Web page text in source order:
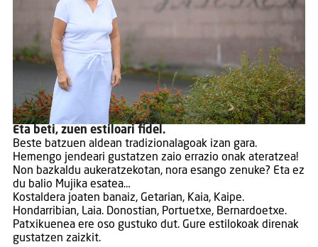
Eta beti, zuen estiloari fidel.
Beste batzuen aldean tradizionalagoak izan gara.
Hemengo jendeari gustatzen zaio errazio onak ateratzea!
Non bazkaldu aukeratzekotan, nora esango zenuke? Eta ez
du balio Mujika esatea…
Kostaldera joaten banaiz, Getarian, Kaia, Kaipe.
Hondarribian, Laia. Donostian, Portuetxe, Bernardoetxe.
Patxikuenea ere oso gustuko dut. Gure estilokoak direnak
gustatzen zaizkit.